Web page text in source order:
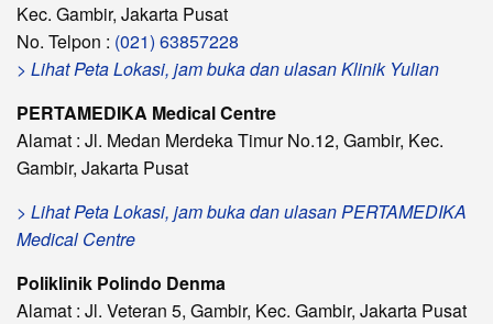
Kec. Gambir, Jakarta Pusat
No. Telpon : (021) 63857228
> Lihat Peta Lokasi, jam buka dan ulasan Klinik Yulian
PERTAMEDIKA Medical Centre
Alamat : Jl. Medan Merdeka Timur No.12, Gambir, Kec.
Gambir, Jakarta Pusat
> Lihat Peta Lokasi, jam buka dan ulasan PERTAMEDIKA
Medical Centre
Poliklinik Polindo Denma
Alamat : Jl. Veteran 5, Gambir, Kec. Gambir, Jakarta Pusat